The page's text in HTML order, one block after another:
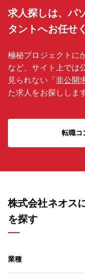
求人探しは、パ
タントへお任せ
極秘プロジェクトに
など、サイト上では
見られない「 非公開
た求人をお探ししま
転職コ
株式会社ネオス
を探す
業種